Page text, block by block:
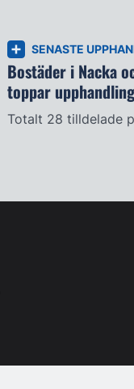
SENASTE
Bostäder i Nacka
toppar
Totalt 28 tilldelade